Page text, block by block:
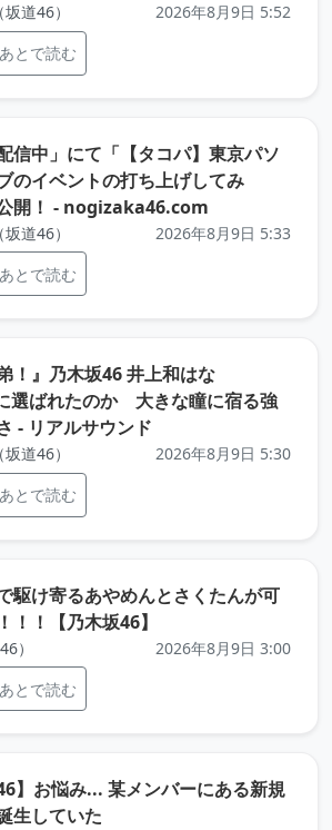
道46）
2026年8月9日 5:52
あとで読む
信中」にて「【タコパ】東京パソ
のイベントの打ち上げしてみ
開！ - nogizaka46.com
道46）
2026年8月9日 5:33
あとで読む
！』乃木坂46 井上和はな
選ばれたのか 大きな瞳に宿る強
- リアルサウンド
道46）
2026年8月9日 5:30
あとで読む
駆け寄るあやめんとさくたんが可
！！【乃木坂46】
）
2026年8月9日 3:00
あとで読む
46】お悩み... 某メンバーにある新規
生していた